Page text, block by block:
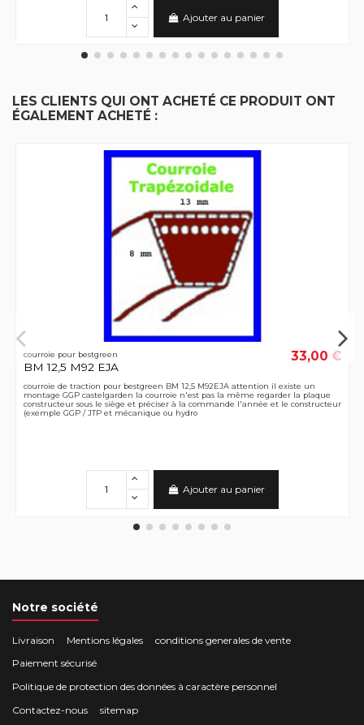
Ajouter au panier
LES CLIENTS QUI ONT ACHETÉ CE PRODUIT ONT
ÉGALEMENT ACHETÉ :
courroie pour bestgreen
BM 12,5 M92 EJA
33,00 €
courroie de traction pour bestgreen BM 12,5 M92EJA attention il existe un
montage GGP castelgarden la courroie n'est pas la même regarder la plaque
constructeur sous le siège et préciser à la commande l'année et le constructeur
(exemple GGP / JTP et mécanique ou hydro
Ajouter au panier
Notre société
Livraison Mentions légales
conditions generales de vente
Paiement sécurisé
Politique de protection des données à caractère personnel
Contactez-nous
sitemap